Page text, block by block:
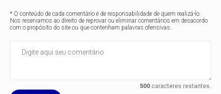
* O conteúdo de cada comentário é de responsabilidade de quem realizá-lo.
Nos reservamos ao direito de reprovar ou eliminar comentários em desacordo
com o propósito do site ou que contenham palavras ofensivas.
500caracteres restantes.